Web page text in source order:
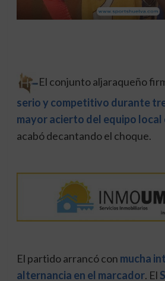
El conjunto aljaraqueño
serio y competitivo durante
mayor acierto del equipo local
acabó decantando el choque.
El partido arrancó con mucha
alternancia en el marcador. El